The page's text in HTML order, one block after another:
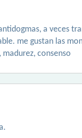
a veces
me gustan las
consenso